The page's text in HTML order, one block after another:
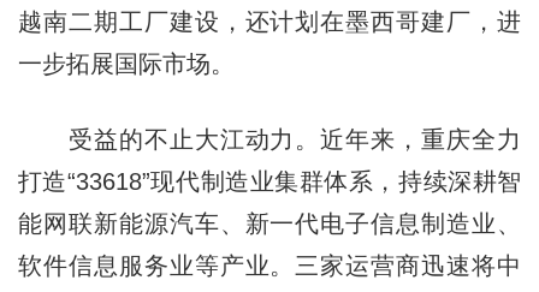
越南二期工厂建设，还计划在墨西哥建厂，进
一步拓展国际市场。
受益的不止大江动力。近年来，重庆全力
打造“33618”现代制造业集群体系，持续深耕智
能网联新能源汽车、新一代电子信息制造业、
软件信息服务业等产业。三家运营商迅速将中